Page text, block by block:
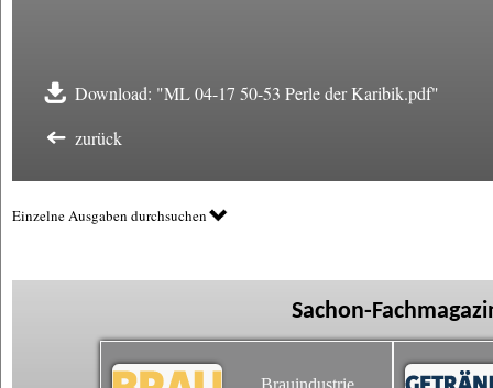
Download: "ML 04-17 50-53 Perle der Karibik.pdf"
zurück
Einzelne Ausgaben durchsuchen
Sachon-
Brauindustrie